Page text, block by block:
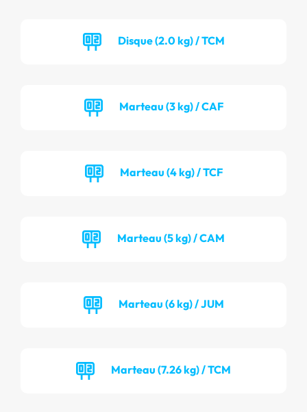
Disque (2.0 kg) / TCM
Marteau (3 kg) / CAF
Marteau (4 kg) / TCF
Marteau (5 kg) / CAM
Marteau (6 kg) / JUM
Marteau (7.26 kg) / TCM